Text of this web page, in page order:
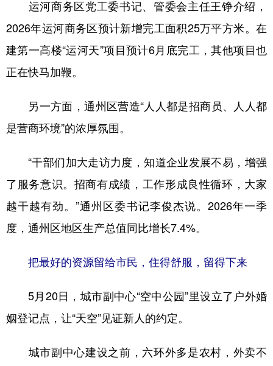
运河商务区党工委书记、管委会主任王铮介绍，
2026年运河商务区预计新增完工面积25万平方米。在
建第一高楼“运河天”项目预计6月底完工，其他项目也
正在快马加鞭。
另一方面，通州区营造“人人都是招商员、人人都
是营商环境”的浓厚氛围。
“干部们加大走访力度，知道企业发展不易，增强
了服务意识。招商有成绩，工作形成良性循环，大家
越干越有劲。”通州区委书记李俊杰说。2026年一季
度，通州区地区生产总值同比增长7.4%。
把最好的资源留给市民，住得舒服，留得下来
5月20日，城市副中心“空中公园”里设立了户外婚
姻登记点，让“天空”见证新人的约定。
城市副中心建设之前，六环外多是农村，外卖不